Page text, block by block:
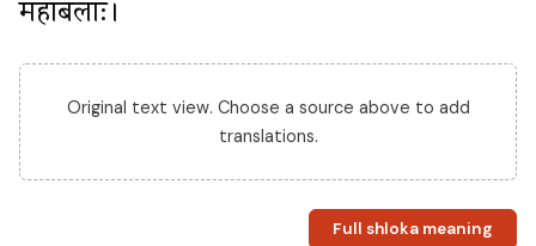
महाबलाः।
Original text view. Choose a source above to add
translations.
Full shloka meaning